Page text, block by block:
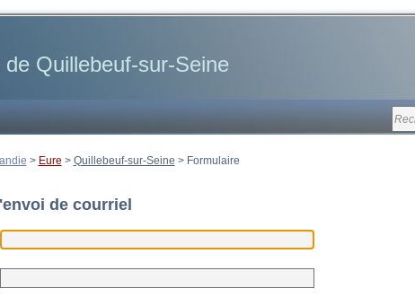
de Quillebeuf-sur-Seine
> Eure > Quillebeuf-sur-Seine > Formulaire
de courriel